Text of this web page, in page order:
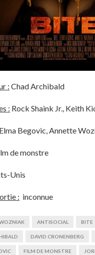
: Chad Archibald
: Rock Shaink Jr., Keith
Elma Begovic, Annette
de monstre
Unis
: inconnue
ANTISOCIAL BITE
DAVID CRONENBERG
FILM DE MONSTRE